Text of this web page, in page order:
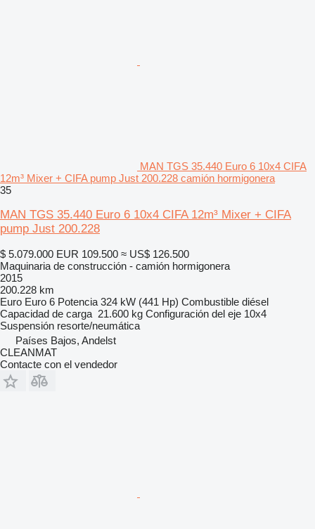
MAN TGS 35.440 Euro 6 10x4 CIFA
12m³ Mixer + CIFA pump Just 200.228 camión hormigonera
35
MAN TGS 35.440 Euro 6 10x4 CIFA 12m³ Mixer + CIFA
pump Just 200.228
$ 5.079.000 EUR 109.500 ≈ US$ 126.500
Maquinaria de construcción - camión hormigonera
2015
200.228 km
Euro Euro 6 Potencia 324 kW (441 Hp) Combustible diésel
Capacidad de carga 21.600 kg Configuración del eje 10x4
Suspensión resorte/neumática
Países Bajos, Andelst
CLEANMAT
Contacte con el vendedor